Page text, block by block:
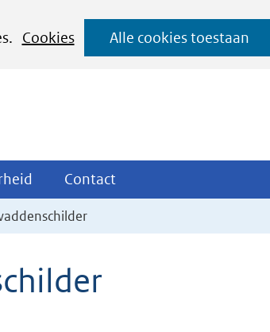
Cookies
Alle cookies toestaan
Ga
naar
Overheid
Uitklappen
Contact
Uitklappen